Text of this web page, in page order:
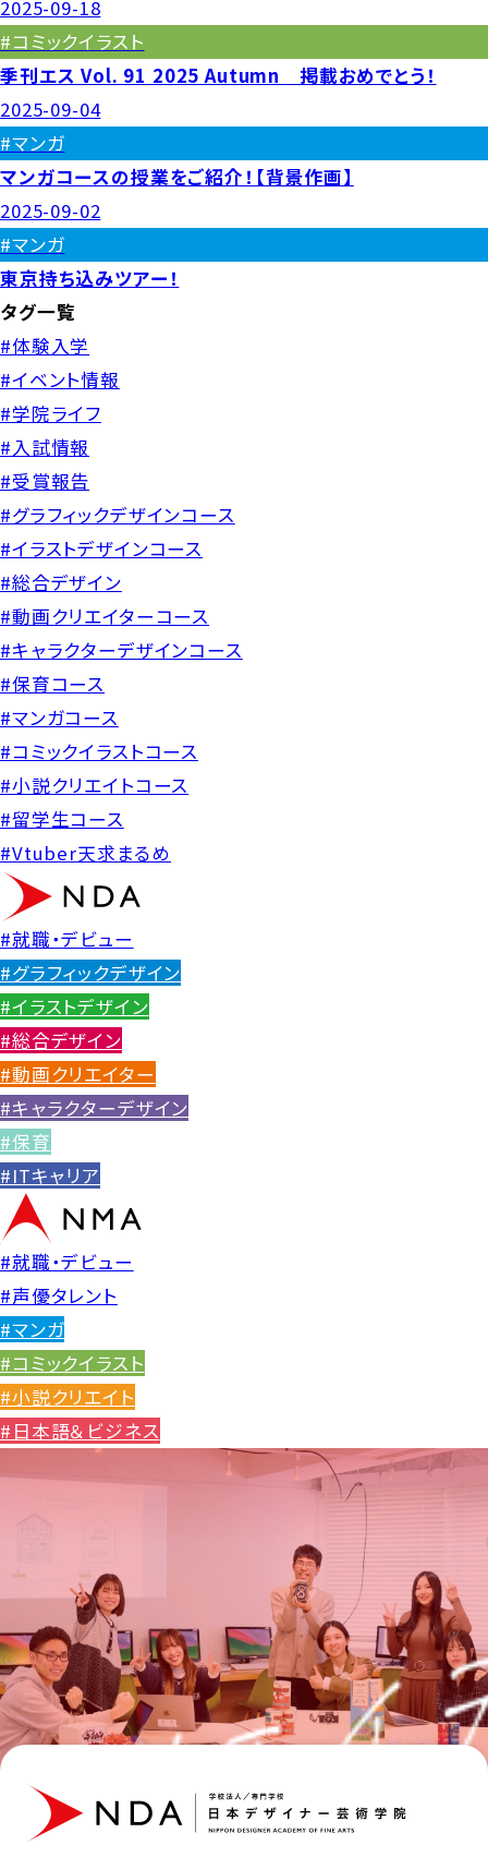
2025-09-18
#コミックイラスト
季刊エス Vol. 91 2025 Autumn 掲載おめでとう！
2025-09-04
#マンガ
マンガコースの授業をご紹介！【背景作画】
2025-09-02
#マンガ
東京持ち込みツアー！
タグ一覧
#体験入学
#イベント情報
#学院ライフ
#入試情報
#受賞報告
#グラフィックデザインコース
#イラストデザインコース
#総合デザイン
#動画クリエイターコース
#キャラクターデザインコース
#保育コース
#マンガコース
#コミックイラストコース
#小説クリエイトコース
#留学生コース
#Vtuber天求まるめ
#就職・デビュー
#グラフィックデザイン
#イラストデザイン
#総合デザイン
#動画クリエイター
#キャラクターデザイン
#保育
#ITキャリア
#就職・デビュー
#声優タレント
#マンガ
#コミックイラスト
#小説クリエイト
#日本語＆ビジネス